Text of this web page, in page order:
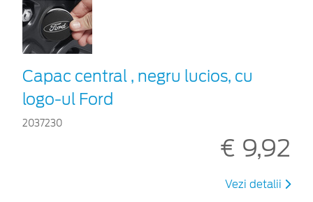
Capac central , negru lucios, cu
logo-ul Ford
2037230
€ 9,92
Vezi detalii